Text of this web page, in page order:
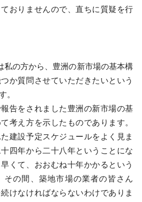
おりませんので、直ちに質疑を行
の方から、豊洲の新市場の基本構
か質問させていただきたいという
。
告をされました豊洲の新市場の基
考え方を示したものであります。
建設予定スケジュールをよく見ま
四年から二十八年ということにな
くて、おおむね十年かかるという
その間、築地市場の業者の皆さん
けなければならないわけでありま